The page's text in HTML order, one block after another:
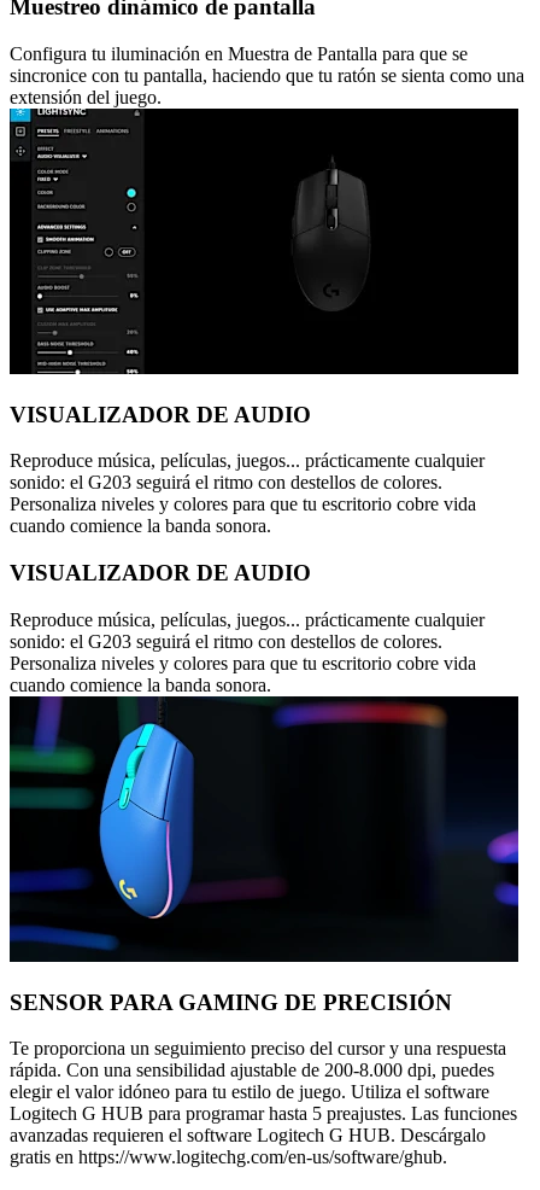
Muestreo dinámico de pantalla
Configura tu iluminación en Muestra de Pantalla para que se
sincronice con tu pantalla, haciendo que tu ratón se sienta como una
extensión del juego.
VISUALIZADOR DE AUDIO
Reproduce música, películas, juegos... prácticamente cualquier
sonido: el G203 seguirá el ritmo con destellos de colores.
Personaliza niveles y colores para que tu escritorio cobre vida
cuando comience la banda sonora.
VISUALIZADOR DE AUDIO
Reproduce música, películas, juegos... prácticamente cualquier
sonido: el G203 seguirá el ritmo con destellos de colores.
Personaliza niveles y colores para que tu escritorio cobre vida
cuando comience la banda sonora.
SENSOR PARA GAMING DE PRECISIÓN
Te proporciona un seguimiento preciso del cursor y una respuesta
rápida. Con una sensibilidad ajustable de 200-8.000 dpi, puedes
elegir el valor idóneo para tu estilo de juego. Utiliza el software
Logitech G HUB para programar hasta 5 preajustes. Las funciones
avanzadas requieren el software Logitech G HUB. Descárgalo
gratis en https://www.logitechg.com/en-us/software/ghub.